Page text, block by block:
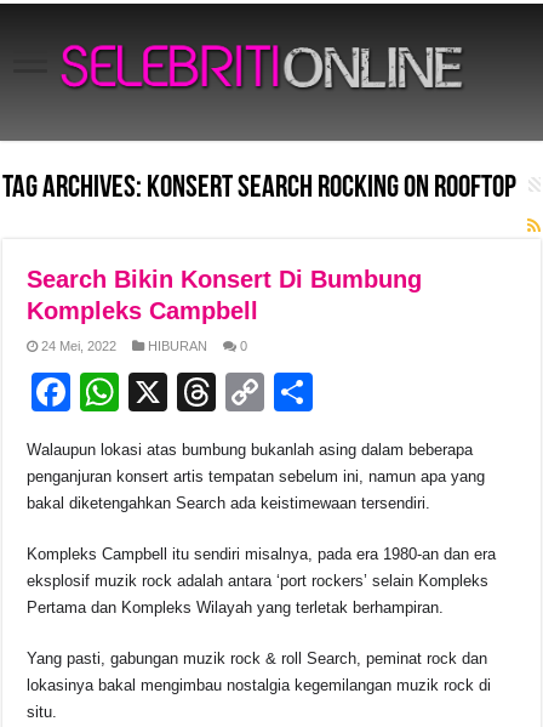
Tag Archives: Konsert Search Rocking On Rooftop
Search Bikin Konsert Di Bumbung
Kompleks Campbell
24 Mei, 2022 HIBURAN 0
F
c
e
b
o
o
k
W
at
s
A
p
p
X
T
e
a
d
s
C
p
y
Li
n
k
ar
e
Walaupun lokasi atas bumbung bukanlah asing dalam beberapa
penganjuran konsert artis tempatan sebelum ini, namun apa yang
bakal diketengahkan Search ada keistimewaan tersendiri.
Kompleks Campbell itu sendiri misalnya, pada era 1980-an dan era
eksplosif muzik rock adalah antara ‘port rockers’ selain Kompleks
Pertama dan Kompleks Wilayah yang terletak berhampiran.
Yang pasti, gabungan muzik rock & roll Search, peminat rock dan
lokasinya bakal mengimbau nostalgia kegemilangan muzik rock di
situ.